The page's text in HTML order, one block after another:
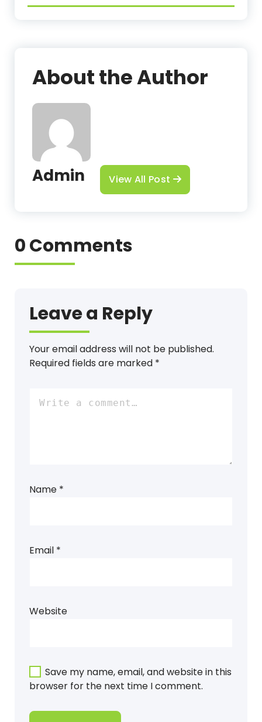
About the Author
Admin View All Post
0 Comments
Leave a Reply
Your email address will not be published.
Required fields are marked *
Name *
Email *
Website
Save my name, email, and website in this
browser for the next time I comment.